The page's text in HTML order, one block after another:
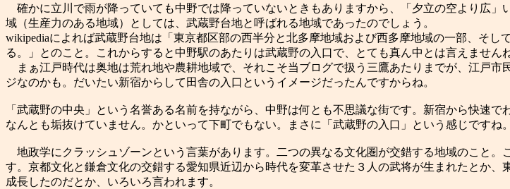
確かに立川で雨が降っていても中野では降っていないときもありますから、「夕立の空より広
域（生産力のある地域）としては、武蔵野台地と呼ばれる地域であったのでしょう。
wikipediaによれば武蔵野台地は「東京都区部の西半分と北多摩地域および西多摩地域の一部、そ
る。」とのこと。これからすると中野駅のあたりは武蔵野の入口で、とても真ん中とは言えませんね
まぁ江戸時代は奥地は荒れ地や農耕地域で、それこそ当ブログで扱う三鷹あたりまでが、江戸
ジなのかも。だいたい新宿からして田舎の入口というイメージだったんですからね。
「武蔵野の中央」という名誉ある名前を持ながら、中野は何とも不思議な街です。新宿から快速
なんとも垢抜けていません。かといって下町でもない。まさに「武蔵野の入口」という感じですね。
地政学にクラッシュゾーンという言葉があります。二つの異なる文化圏が交錯する地域のこと
す。京都文化と鎌倉文化の交錯する愛知県近辺から時代を変革させた３人の武将が生まれたとか
成長したのだとか、いろいろ言われます。